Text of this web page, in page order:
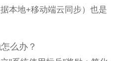
本地+移动端云同步）也是
么办？